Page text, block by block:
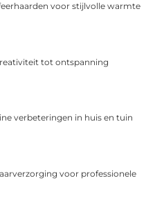
voor stijlvolle warmte
tot ontspanning
verbeteringen in huis en tuin
voor professionele